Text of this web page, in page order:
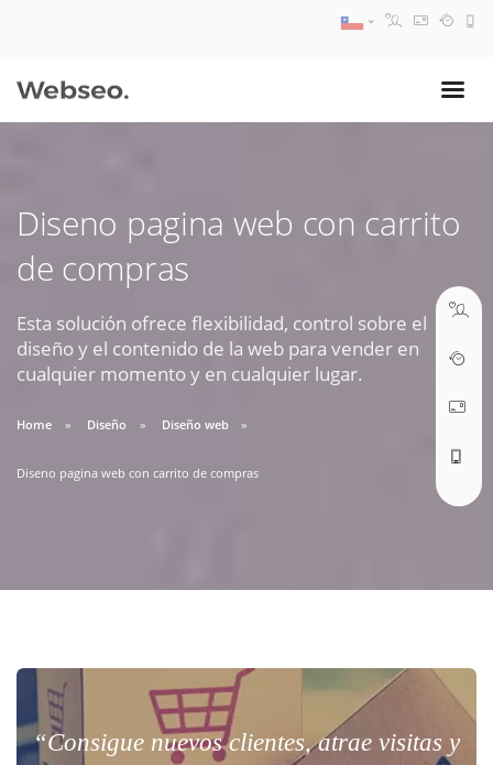
Diseno pagina web con carrito
de compras
Esta solución ofrece flexibilidad, control sobre el
diseño y el contenido de la web para vender en
cualquier momento y en cualquier lugar.
Home Diseño Diseño web
Diseno pagina web con carrito de compras
“Consigue nuevos clientes, atrae visitas y
09:30 AM A 18:30 PM
soporte@webseo.cl
ABRIR TICKET